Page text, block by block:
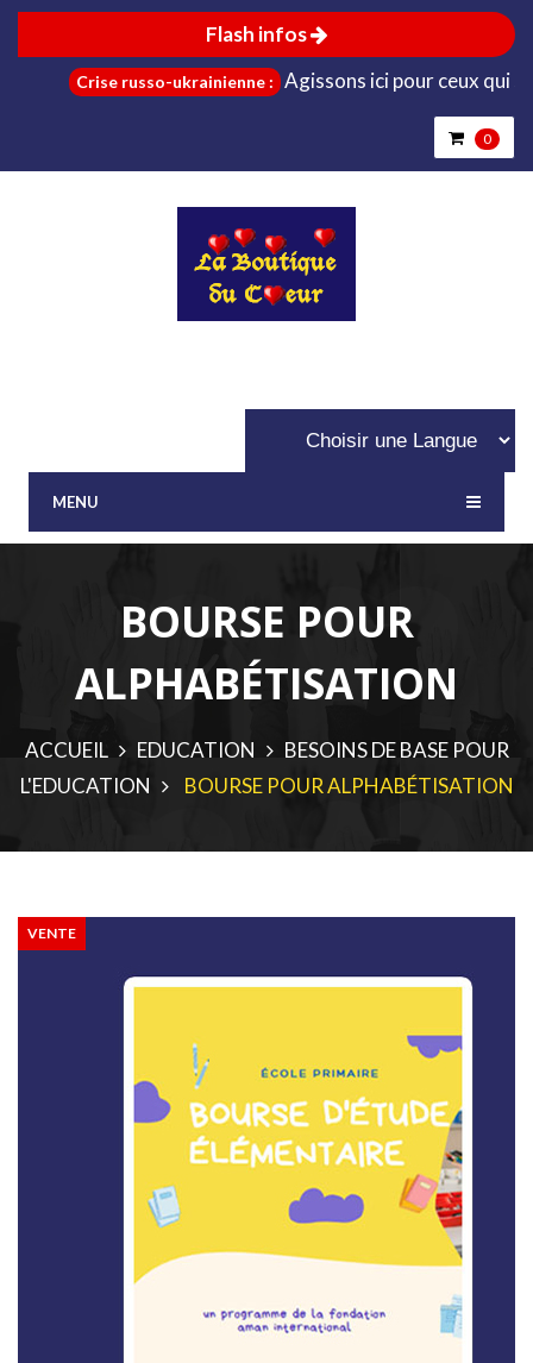
Flash infos
Crise russo-ukrainienne : Agissons ici pour ceux qui sont
0
MENU
BOURSE POUR
ALPHABÉTISATION
ACCUEIL EDUCATION
BESOINS DE BASE POUR
L'EDUCATION
BOURSE POUR ALPHABÉTISATION
VENTE